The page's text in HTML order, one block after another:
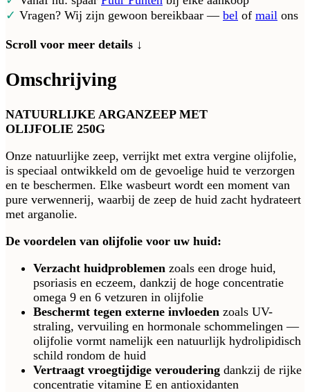
✓ Vragen? Wij zijn gewoon bereikbaar — bel of mail ons
Scroll voor meer details ↓
Omschrijving
NATUURLIJKE ARGANZEEP MET
OLIJFOLIE 250G
Onze natuurlijke zeep, verrijkt met extra vergine olijfolie,
is speciaal ontwikkeld om de gevoelige huid te verzorgen
en te beschermen. Elke wasbeurt wordt een moment van
pure verwennerij, waarbij de zeep de huid zacht hydrateert
met arganolie.
De voordelen van olijfolie voor uw huid:
Verzacht huidproblemen zoals een droge huid,
psoriasis en eczeem, dankzij de hoge concentratie
omega 9 en 6 vetzuren in olijfolie
Beschermt tegen externe invloeden zoals UV-
straling, vervuiling en hormonale schommelingen —
olijfolie vormt namelijk een natuurlijk hydrolipidisch
schild rondom de huid
Vertraagt vroegtijdige veroudering dankzij de rijke
concentratie vitamine E en antioxidanten